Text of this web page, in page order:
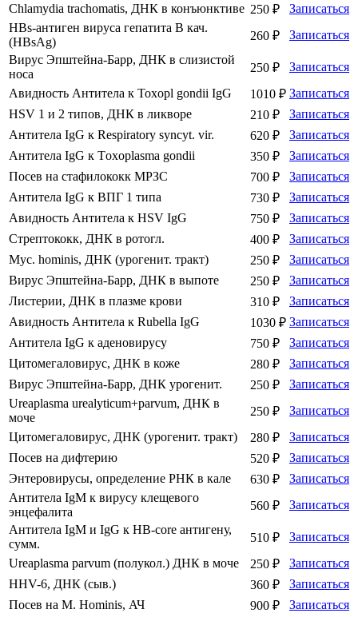
Chlamydia trachomatis, ДНК в конъюнктиве 250 ₽
Записаться
HBs-антиген вируса гепатита В кач.
(HBsAg)
260 ₽
Записаться
Вирус Эпштейна-Барр, ДНК в слизистой
носа
250 ₽
Записаться
Авидность Антитела к Toxopl gondii IgG
1010 ₽ Записаться
HSV 1 и 2 типов, ДНК в ликворе
210 ₽
Записаться
Антитела IgG к Respiratory syncyt. vir.
620 ₽
Записаться
Антитела IgG к Тoxoplasma gondii
350 ₽
Записаться
Посев на стафилококк МРЗС
700 ₽
Записаться
Антитела IgG к ВПГ 1 типа
730 ₽
Записаться
Авидность Антитела к HSV IgG
750 ₽
Записаться
Стрептококк, ДНК в ротогл.
400 ₽
Записаться
Myc. hominis, ДНК (урогенит. тракт)
250 ₽
Записаться
Вирус Эпштейна-Барр, ДНК в выпоте
250 ₽
Записаться
Листерии, ДНК в плазме крови
310 ₽
Записаться
Авидность Антитела к Rubella IgG
1030 ₽ Записаться
Антитела IgG к аденовирусу
750 ₽
Записаться
Цитомегаловирус, ДНК в коже
280 ₽
Записаться
Вирус Эпштейна-Барр, ДНК урогенит.
250 ₽
Записаться
Ureaplasma urealyticum+parvum, ДНК в
моче
250 ₽
Записаться
Цитомегаловирус, ДНК (урогенит. тракт)
280 ₽
Записаться
Посев на дифтерию
520 ₽
Записаться
Энтеровирусы, определение РНК в кале
630 ₽
Записаться
Антитела IgM к вирусу клещевого
энцефалита
560 ₽
Записаться
Антитела IgM и IgG к HB-core антигену,
сумм.
510 ₽
Записаться
Ureaplasma parvum (полукол.) ДНК в моче
250 ₽
Записаться
HHV-6, ДНК (сыв.)
360 ₽
Записаться
Посев на M. Hominis, АЧ
900 ₽
Записаться